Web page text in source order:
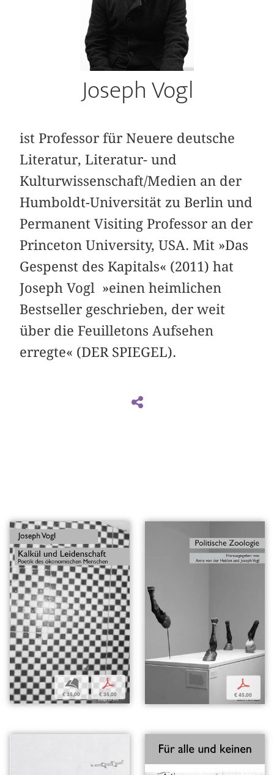
Joseph Vogl
ist Professor für Neuere deutsche
Literatur, Literatur- und
Kulturwissenschaft/Medien an der
Humboldt-Universität zu Berlin und
Permanent Visiting Professor an der
Princeton University, USA. Mit »Das
Gespenst des Kapitals« (2011) hat
Joseph Vogl »einen heimlichen
Bestseller geschrieben, der weit
über die Feuilletons Aufsehen
erregte« (DER SPIEGEL).
b
€ 35,00
p
€ 35,00
p
€ 45,00